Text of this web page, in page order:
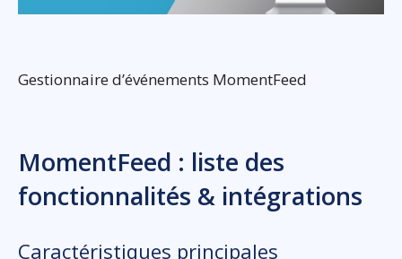
Gestionnaire d’événements MomentFeed
MomentFeed : liste des
fonctionnalités & intégrations
Caractéristiques principales